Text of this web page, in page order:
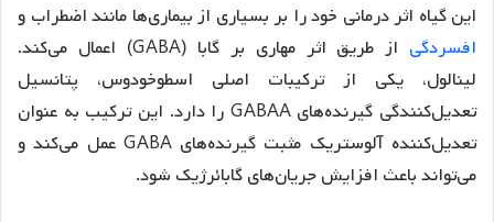
این گیاه اثر درمانی خود را بر بسیاری از بیماری‌ها مانند اضطراب و
افسردگی از طریق اثر مهاری بر گابا (GABA) اعمال می‌کند
.
لینالول، یکی از ترکیبات اصلی اسطوخودوس، پتانسیل
تعدیل‌کنندگی گیرنده‌های GABAA را دارد
. این ترکیب به عنوان
تعدیل‌کننده آلوستریک مثبت گیرنده‌های GABA عمل می‌کند و
می‌تواند باعث افزایش جریان‌های گابائرژیک شود.